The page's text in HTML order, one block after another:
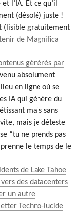
l’IA. Et ce qu’il
(désolé) juste !
(lisible gratuitement
de Magnifica
générés par
absolument
en ligne où se
IA qui génère du
mais sans
mais je déteste
“tu ne prends pas
le temps de le
de Lake Tahoe
des datacenters
un autre
Techno-lucide